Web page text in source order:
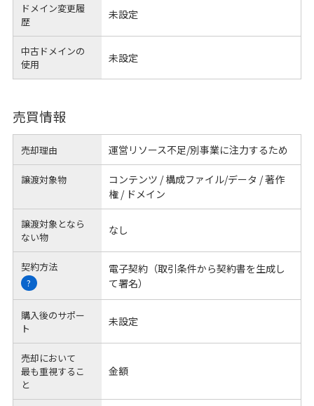
ドメイン変更履
歴
未設定
中古ドメインの
使用
未設定
売買情報
売却理由 運営リソース不足/別事業に注力するため
譲渡対象物
コンテンツ / 構成ファイル/データ / 著作
権 / ドメイン
譲渡対象となら
ない物
なし
契約方法
?
電子契約（取引条件から契約書を生成し
て署名）
購入後のサポー
ト
未設定
売却において
最も重視するこ
と
金額